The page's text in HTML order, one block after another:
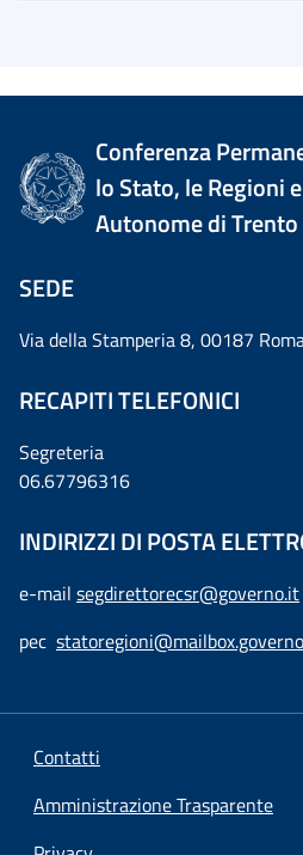
Conferenza
lo Stato, le Regioni
Autonome di Trento
SEDE
Via della Stamperia 8, 00187
RECAPITI TELEFONICI
Segreteria
06.67796316
INDIRIZZI DI POSTA
e-mail segdirettorecsr@governo.it
pec
Contatti
Amministrazione Trasparente